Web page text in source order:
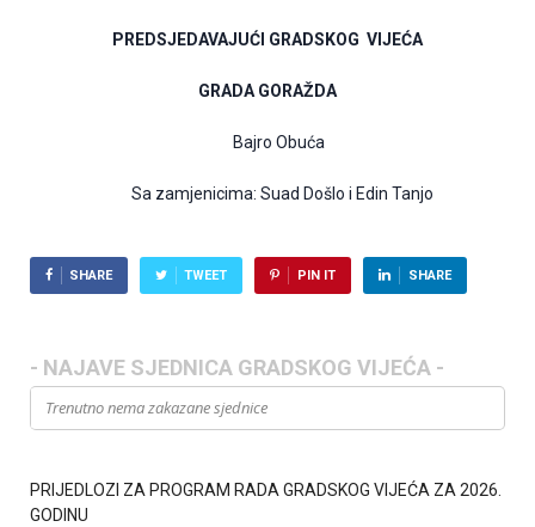
PREDSJEDAVAJUĆI GRADSKOG VIJEĆA
GRADA GORAŽDA
Bajro Obuća
Sa zamjenicima: Suad Došlo i Edin Tanjo
SHARE TWEET PIN IT SHARE
- NAJAVE SJEDNICA GRADSKOG VIJEĆA -
Trenutno nema zakazane sjednice
PRIJEDLOZI ZA PROGRAM RADA GRADSKOG VIJEĆA ZA 2026.
GODINU